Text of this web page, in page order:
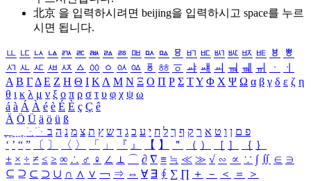
北京 을 입력하시려면 beijing을 입력하시고 space를 누르
시면 됩니다.
ㅥ ㅦ ㅧ ㅨ ㅩ ㅪ ㅫ ㅬ ㅭ ㅮ ㅯ ㅰ ㅱ ㅲ ㅳ ㅴ ㅵ ㅶ ㅷ ㅸ
ㅹ
ㅺ ㅻ ㅼ ㅽ ㅾ ㅿ ㆀ ㆁ ㆂ ㆃ ㆄ ㆅ ㆆ ㆇ ㆈ ㆉ ㆊ ㆋ ㆌ ㆍ
ㆎ
Α Β ΓΔ Ε Ζ Η Θ Ι ΚΛ Μ Ν Ξ Ο Π Ρ Σ ΤΥ Φ Χ Ψ Ω α β γ δ ε ζ η
θ ι κ λ μ ν ξ ο π ρ σ τ υ φ χ ψ ω
á à Á À é è É È ç Ç ê
Ä Ö Ü ä ö ü ß
ִֶֹ ֻּ ׁׂ פ ם ן ו ט א ר ק ף ך ל ח י ע כ ג ד ש ץ ת צ מ נ ה ב
‘ ’ “ ” 〔 〕 〈 〉 「 」 『 』 【 】 ＂ （ ） ［ ］ ｛ ｝
± × ÷ ≠ ≤ ≥ ∞ ∴ ♂ ♀ ∠ ⊥ ⌒ ∂ ∇ ≡ ≒ ≪ ≫ √ ∽ ∝ ∵ ∫ ∬ ∈ ∋
⊆ ⊇ ⊂ ⊃ ∪ ∩ ∧ ∨ ￢ ⇒ ⇔ ∀ ∃ ∮ ∑ ∏ ＋ － ＜ ＝
＞